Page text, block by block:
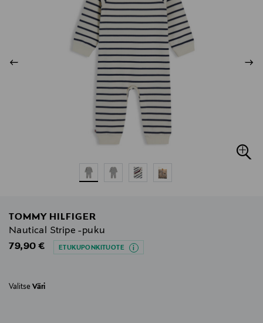
TOMMY HILFIGER
Nautical Stripe -puku
Original Price
79,90 € ETUKUPONKITUOTE
Valitse Väri